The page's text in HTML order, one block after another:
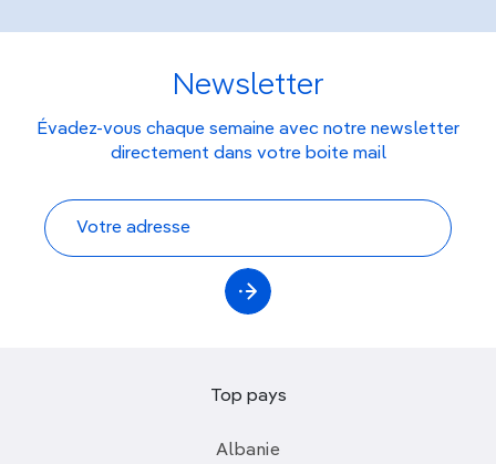
Newsletter
Évadez-vous chaque semaine avec notre newsletter
directement dans votre boite mail
Top pays
Albanie